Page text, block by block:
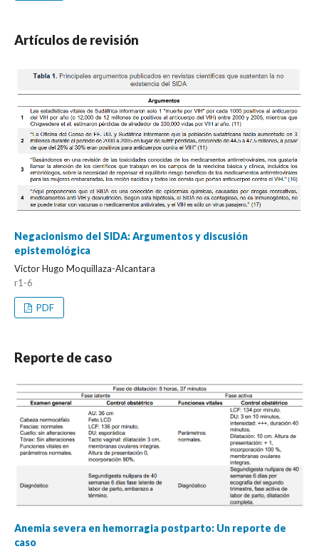
Artículos de revisión
Negacionismo del SIDA: Argumentos y discusión
epistemológica
Victor Hugo Moquillaza-Alcantara
r1-6
PDF
Reporte de caso
Anemia severa en hemorragia postparto: Un reporte de
caso